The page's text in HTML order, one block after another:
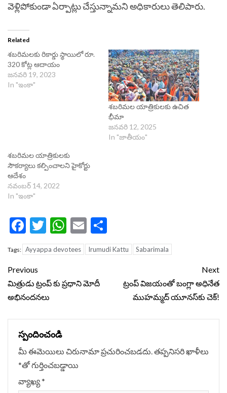
వెళ్లిపోకుండా ఏర్పాట్లు చేస్తున్నామని అధికారులు తెలిపారు.
Related
శబరిమలకు రికార్డు స్థాయిలో రూ.
320 కోట్ల ఆదాయం
జనవరి 19, 2023
In "ఇంకా"
శబరిమల యాత్రికులకు ఉచిత
భీమా
జనవరి 12, 2025
In "జాతీయం"
శబరిమల యాత్రికులకు
సౌకర్యాలు కల్పించాలని హైకోర్టు
ఆదేశం
నవంబర్ 14, 2022
In "ఇంకా"
Facebook
Twitter
WhatsApp
Email
Tags: Ayyappa devotees Irumudi Kattu Sabarimala
Continue
Reading
Previous
మిత్రుడు ట్రంప్ కు ప్రధాని మోదీ
అభినందనలు
Next
ట్రంప్ విజయంతో బంగ్లా అధినేత
ముహమ్మద్ యూనస్‌కు చెక్!
స్పందించండి
మీ ఈమెయిలు చిరునామా ప్రచురించబడదు. తప్పనిసరి ఖాళీలు
*‌తో గుర్తించబడ్డాయి
వ్యాఖ్య*